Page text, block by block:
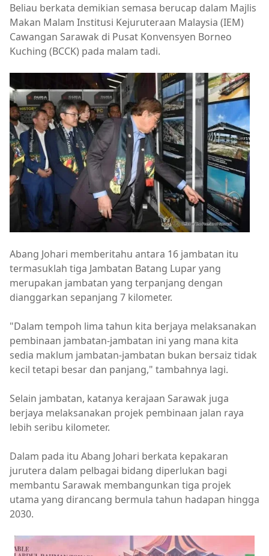
Beliau berkata demikian semasa berucap dalam Majlis
Makan Malam Institusi Kejuruteraan Malaysia (IEM)
Cawangan Sarawak di Pusat Konvensyen Borneo
Kuching (BCCK) pada malam tadi.
Abang Johari memberitahu antara 16 jambatan itu
termasuklah tiga Jambatan Batang Lupar yang
merupakan jambatan yang terpanjang dengan
dianggarkan sepanjang 7 kilometer.
"Dalam tempoh lima tahun kita berjaya melaksanakan
pembinaan jambatan-jambatan ini yang mana kita
sedia maklum jambatan-jambatan bukan bersaiz tidak
kecil tetapi besar dan panjang," tambahnya lagi.
Selain jambatan, katanya kerajaan Sarawak juga
berjaya melaksanakan projek pembinaan jalan raya
lebih seribu kilometer.
Dalam pada itu Abang Johari berkata kepakaran
jurutera dalam pelbagai bidang diperlukan bagi
membantu Sarawak membangunkan tiga projek
utama yang dirancang bermula tahun hadapan hingga
2030.